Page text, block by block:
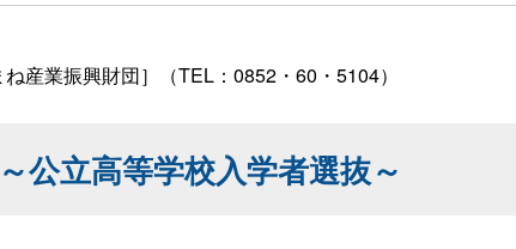
産業振興財団］（TEL：0852・60・5104）
公立高等学校入学者選抜～